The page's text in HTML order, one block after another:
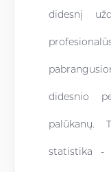
didesnį
didesnio
palūkanų.
statistika